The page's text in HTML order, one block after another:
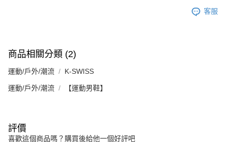
客服
商品相關分類 (2)
運動/戶外/潮流 K-SWISS
運動/戶外/潮流 【運動男鞋】
評價
喜歡這個商品嗎？購買後給他一個好評吧